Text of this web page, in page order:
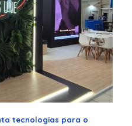
tecnologias para o